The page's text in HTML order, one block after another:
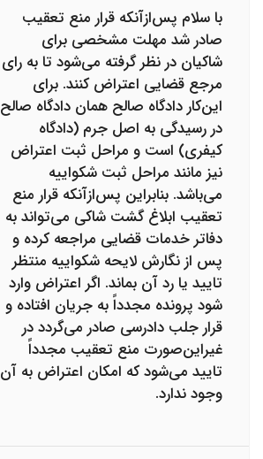
با سلام پس‌ازآنکه قرار منع تعقیب
صادر شد مهلت مشخصی برای
شاکیان در نظر گرفته می‌شود تا به رای
مرجع قضایی اعتراض کنند. برای
این‌کار دادگاه صالح همان دادگاه صالح
در رسیدگی به اصل جرم (دادگاه
کیفری) است و مراحل ثبت اعتراض
نیز مانند مراحل ثبت شکواییه
می‌باشد. بنابراین پس‌ازآنکه قرار منع
تعقیب ابلاغ گشت شاکی می‌تواند به
دفاتر خدمات قضایی مراجعه کرده و
پس از نگارش لایحه شکواییه منتظر
تایید یا رد آن بماند. اگر اعتراض وارد
شود پرونده مجدداً به جریان افتاده و
قرار جلب دادرسی صادر می‌گردد در
غیراین‌صورت منع تعقیب مجدداً
تایید می‌شود که امکان اعتراض به آن
وجود ندارد.